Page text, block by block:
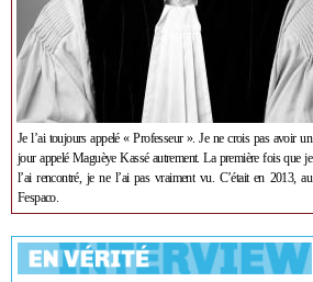
Je l’ai toujours appelé « Professeur ». Je ne crois pas avoir un
jour appelé Maguèye Kassé autrement. La première fois que je
l’ai rencontré, je ne l’ai pas vraiment vu. C’était en 2013, au
Fespaco.